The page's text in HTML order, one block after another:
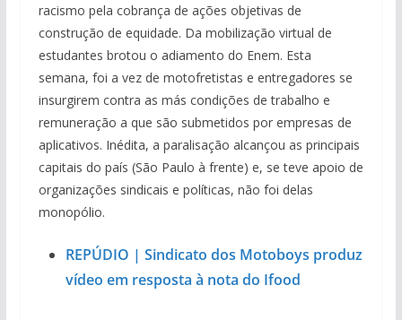
racismo pela cobrança de ações objetivas de
construção de equidade. Da mobilização virtual de
estudantes brotou o adiamento do Enem. Esta
semana, foi a vez de motofretistas e entregadores se
insurgirem contra as más condições de trabalho e
remuneração a que são submetidos por empresas de
aplicativos. Inédita, a paralisação alcançou as principais
capitais do país (São Paulo à frente) e, se teve apoio de
organizações sindicais e políticas, não foi delas
monopólio.
REPÚDIO | Sindicato dos Motoboys produz
vídeo em resposta à nota do Ifood